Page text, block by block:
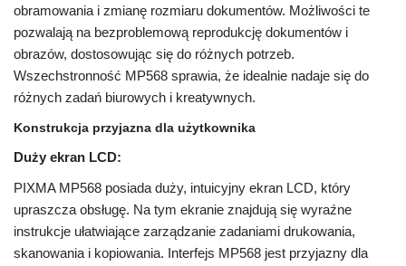
obramowania i zmianę rozmiaru dokumentów. Możliwości te
pozwalają na bezproblemową reprodukcję dokumentów i
obrazów, dostosowując się do różnych potrzeb.
Wszechstronność MP568 sprawia, że ​​idealnie nadaje się do
różnych zadań biurowych i kreatywnych.
Konstrukcja przyjazna dla użytkownika
Duży ekran LCD:
PIXMA MP568 posiada duży, intuicyjny ekran LCD, który
upraszcza obsługę. Na tym ekranie znajdują się wyraźne
instrukcje ułatwiające zarządzanie zadaniami drukowania,
skanowania i kopiowania. Interfejs MP568 jest przyjazny dla